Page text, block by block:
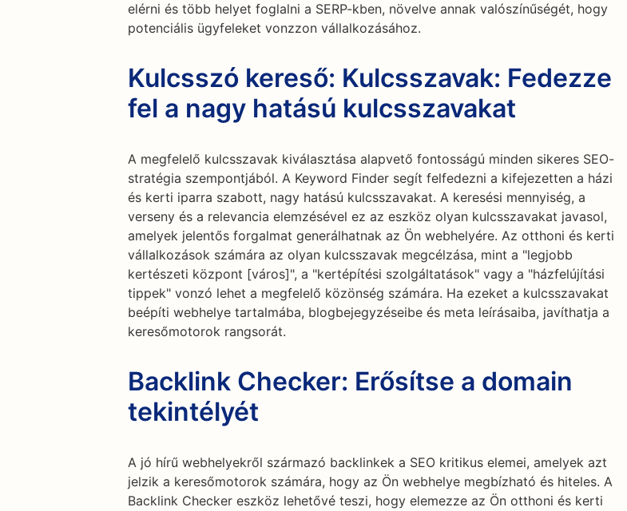
elérni és több helyet foglalni a SERP-kben, növelve annak valószínűségét, hogy
potenciális ügyfeleket vonzzon vállalkozásához.
Kulcsszó kereső: Kulcsszavak: Fedezze
fel a nagy hatású kulcsszavakat
A megfelelő kulcsszavak kiválasztása alapvető fontosságú minden sikeres SEO-
stratégia szempontjából. A Keyword Finder segít felfedezni a kifejezetten a házi
és kerti iparra szabott, nagy hatású kulcsszavakat. A keresési mennyiség, a
verseny és a relevancia elemzésével ez az eszköz olyan kulcsszavakat javasol,
amelyek jelentős forgalmat generálhatnak az Ön webhelyére. Az otthoni és kerti
vállalkozások számára az olyan kulcsszavak megcélzása, mint a "legjobb
kertészeti központ [város]", a "kertépítési szolgáltatások" vagy a "házfelújítási
tippek" vonzó lehet a megfelelő közönség számára. Ha ezeket a kulcsszavakat
beépíti webhelye tartalmába, blogbejegyzéseibe és meta leírásaiba, javíthatja a
keresőmotorok rangsorát.
Backlink Checker: Erősítse a domain
tekintélyét
A jó hírű webhelyekről származó backlinkek a SEO kritikus elemei, amelyek azt
jelzik a keresőmotorok számára, hogy az Ön webhelye megbízható és hiteles. A
Backlink Checker eszköz lehetővé teszi, hogy elemezze az Ön otthoni és kerti